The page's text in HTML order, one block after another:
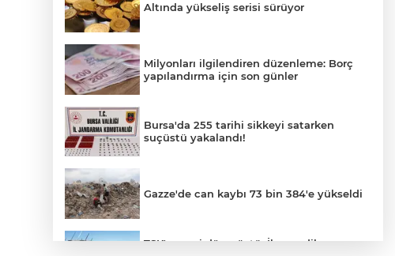
Altında yükseliş serisi sürüyor
Milyonları ilgilendiren düzenleme: Borç
yapılandırma için son günler
Bursa'da 255 tarihi sikkeyi satarken
suçüstü yakalandı!
Gazze'de can kaybı 73 bin 384'e yükseldi
TSK'ye geri dönmüştü: İhraç edilen